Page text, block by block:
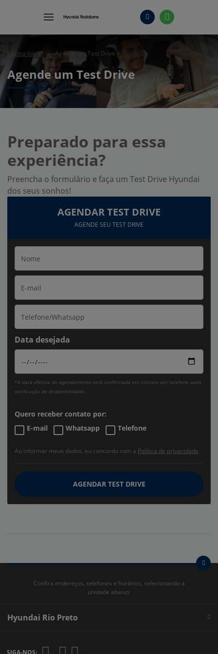
Página Inicial Agende um Test Drive
Agende um Test Drive
Preparado para essa
experiência?
Preencha o formulário e faça um Test Drive Hyundai
dos seus sonhos!
AGENDAR TEST DRIVE
AGENDE SEU TEST DRIVE
Data desejada
*A data efetiva do agendamento será confirmada em contato por telefone após
verificação de disponibilidade.
Quero receber contato por:
E-mail
Whatsapp Telefone
Ao informar meus dados, eu concordo com a Política de privacidade.
AGENDAR TEST DRIVE
Confira endereços, telefones e horários, selecionando a
unidade abaixo:
Hyundai Rio Preto